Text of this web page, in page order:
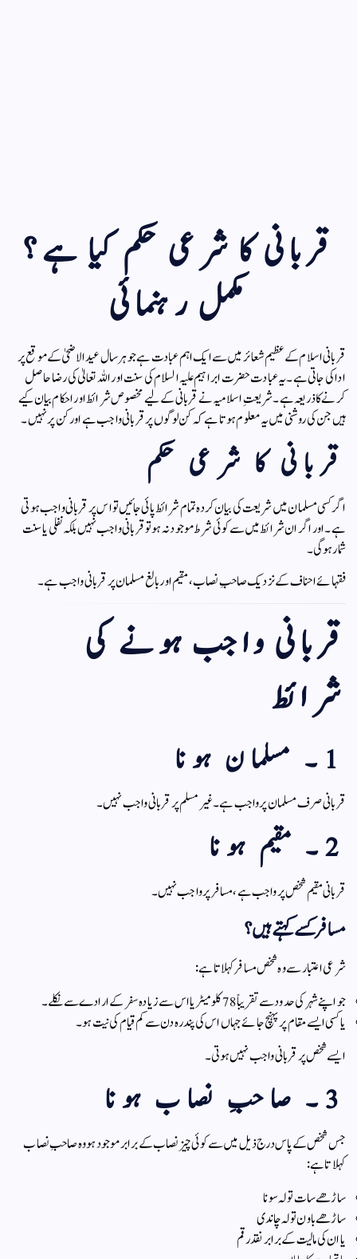
قربانی کا شرعی حکم کیا ہے؟
مکمل رہنمائی
قربانی اسلام کے عظیم شعائر میں سے ایک اہم عبادت ہے جو ہر سال عید الاضحیٰ کے موقع پر
ادا کی جاتی ہے۔ یہ عبادت حضرت ابراہیم علیہ السلام کی سنت اور اللہ تعالیٰ کی رضا حاصل
کرنے کا ذریعہ ہے۔ شریعتِ اسلامیہ نے قربانی کے لیے مخصوص شرائط اور احکام بیان کیے
ہیں جن کی روشنی میں یہ معلوم ہوتا ہے کہ کن لوگوں پر قربانی واجب ہے اور کن پر نہیں۔
قربانی کا شرعی حکم
اگر کسی مسلمان میں شریعت کی بیان کردہ تمام شرائط پائی جائیں تو اس پر قربانی واجب ہوتی
ہے۔ اور اگر ان شرائط میں سے کوئی شرط موجود نہ ہو تو قربانی واجب نہیں بلکہ نفلی یا سنت
شمار ہوگی۔
فقہائے احناف کے نزدیک صاحبِ نصاب، مقیم اور بالغ مسلمان پر قربانی واجب ہے۔
قربانی واجب ہونے کی
شرائط
1۔ مسلمان ہونا
قربانی صرف مسلمان پر واجب ہے۔ غیر مسلم پر قربانی واجب نہیں۔
2۔ مقیم ہونا
قربانی مقیم شخص پر واجب ہے، مسافر پر واجب نہیں۔
مسافر کسے کہتے ہیں؟
شرعی اعتبار سے وہ شخص مسافر کہلاتا ہے:
جو اپنے شہر کی حدود سے تقریباً 78 کلومیٹر یا اس سے زیادہ سفر کے ارادے سے نکلے۔
یا کسی ایسے مقام پر پہنچ جائے جہاں اس کی پندرہ دن سے کم قیام کی نیت ہو۔
ایسے شخص پر قربانی واجب نہیں ہوتی۔
3۔ صاحبِ نصاب ہونا
جس شخص کے پاس درج ذیل میں سے کوئی چیز نصاب کے برابر موجود ہو وہ صاحبِ نصاب
کہلاتا ہے:
ساڑھے سات تولہ سونا
ساڑھے باون تولہ چاندی
یا ان کی مالیت کے برابر نقد رقم